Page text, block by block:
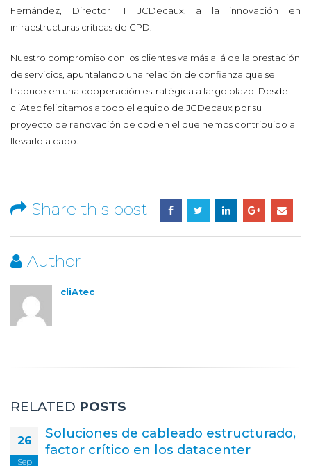
Fernández, Director IT JCDecaux, a la innovación en
infraestructuras críticas de CPD.
Nuestro compromiso con los clientes va más allá de la prestación
de servicios, apuntalando una relación de confianza que se
traduce en una cooperación estratégica a largo plazo. Desde
cliAtec felicitamos a todo el equipo de JCDecaux por su
proyecto de renovación de cpd en el que hemos contribuido a
llevarlo a cabo.
Share this post
Author
cliAtec
RELATED POSTS
26
Sep
Soluciones de cableado estructurado,
factor crítico en los datacenter